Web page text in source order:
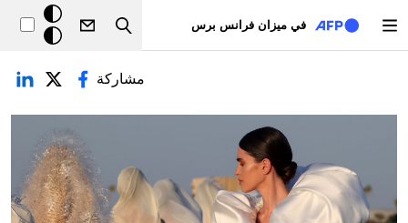
في ميزان فرانس برس
Search
خلفيّة
داكنة
التبويبات الأساسية
مشاركة